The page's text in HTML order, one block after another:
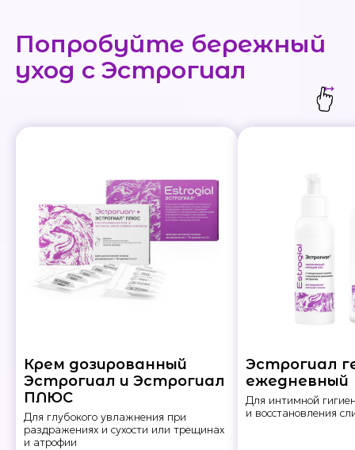
Попробуйте бережный
уход с Эстрогиал
Крем дозированный
Эстрогиал и Эстрогиал
ПЛЮС
Для глубокого увлажнения при
раздражениях и сухости или трещинах
и атрофии
Эстрогиал
ежедневный
Для интимной
и восстановления